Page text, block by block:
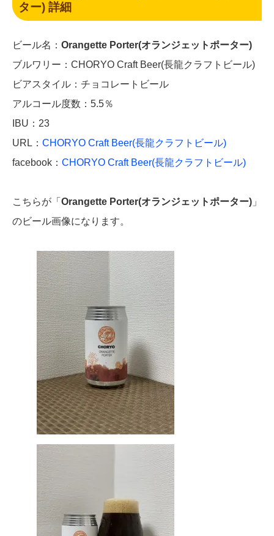
ター) 詳細
ビール名： Orangette Porter(オランジェットポーター)
ブルワリー：CHORYO Craft Beer(長龍クラフトビール)
ビアスタイル：チョコレートビール
アルコール度数：5.5％
IBU：23
URL： CHORYO Craft Beer(長龍クラフトビール)
facebook： CHORYO Craft Beer(長龍クラフトビール)
こちらが「 Orangette Porter(オランジェットポーター) 」
のビール画像になります。